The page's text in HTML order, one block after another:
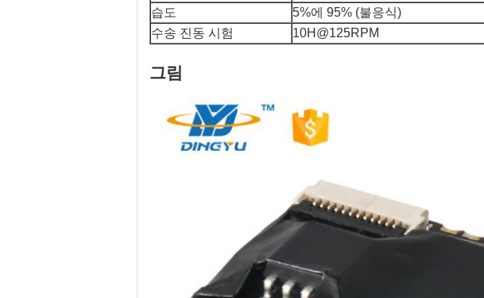
습도
5%에 95% (불응식)
수송 진동 시험
10H@125RPM
그림